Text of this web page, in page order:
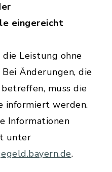
eingereicht
Leistung ohne
Änderungen, die
muss die
informiert werden.
Informationen
unter
.